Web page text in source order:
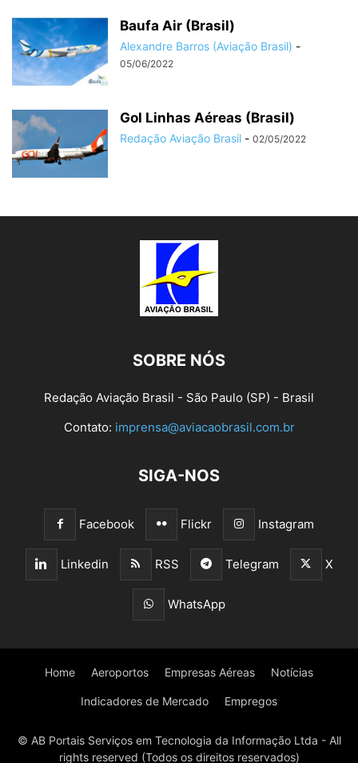
Baufa Air (Brasil)
Alexandre Barros (Aviação Brasil) -
05/06/2022
Gol Linhas Aéreas (Brasil)
Redação Aviação Brasil - 02/05/2022
SOBRE NÓS
Redação Aviação Brasil - São Paulo (SP) - Brasil
Contato: imprensa@aviacaobrasil.com.br
SIGA-NOS
Facebook Flickr Instagram
Linkedin RSS Telegram X
WhatsApp
Home Aeroportos Empresas Aéreas Notícias
Indicadores de Mercado Empregos
© AB Portais Serviços em Tecnologia da Informação Ltda - All
rights reserved (Todos os direitos reservados)